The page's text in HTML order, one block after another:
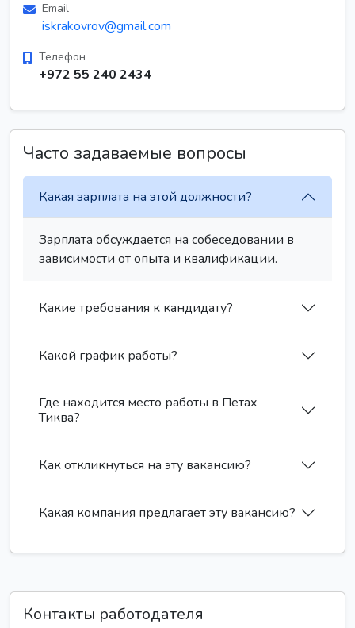
Email
iskrakovrov@gmail.com
Телефон
+972 55 240 2434
Часто задаваемые вопросы
Какая зарплата на этой должности?
Зарплата обсуждается на собеседовании в
зависимости от опыта и квалификации.
Какие требования к кандидату?
Какой график работы?
Где находится место работы в Петах
Тиква?
Как откликнуться на эту вакансию?
Какая компания предлагает эту вакансию?
Контакты работодателя